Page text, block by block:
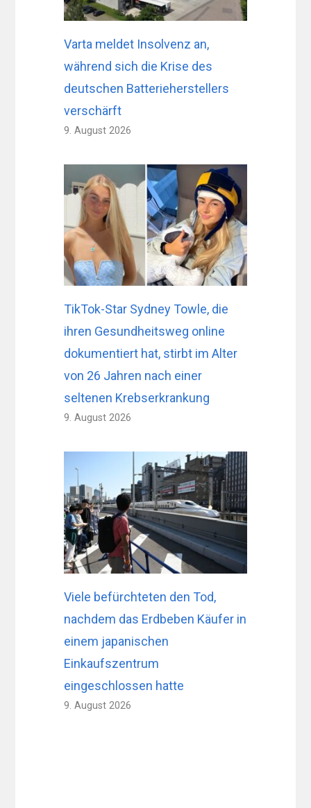
Varta meldet Insolvenz an,
während sich die Krise des
deutschen Batterieherstellers
verschärft
9. August 2026
TikTok-Star Sydney Towle, die
ihren Gesundheitsweg online
dokumentiert hat, stirbt im Alter
von 26 Jahren nach einer
seltenen Krebserkrankung
9. August 2026
Viele befürchteten den Tod,
nachdem das Erdbeben Käufer in
einem japanischen
Einkaufszentrum
eingeschlossen hatte
9. August 2026